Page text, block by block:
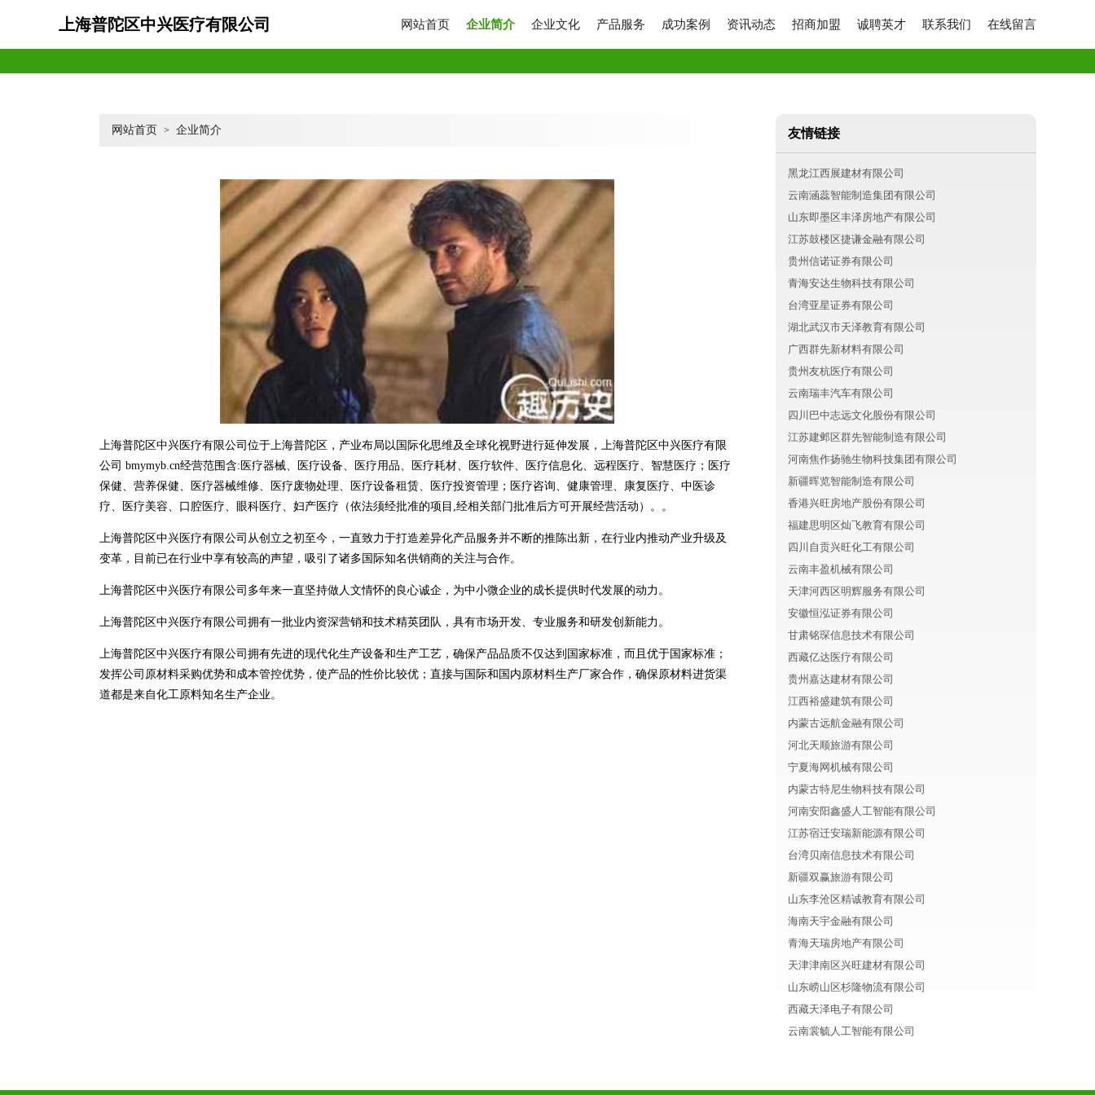
上海普陀区中兴医疗有限公司 网站首页 企业简介 企业文化 产品服务 成功案例 资讯动态 招商加盟 诚聘英才 联系我们 在线留言
网站首页 > 企业简介
上海普陀区中兴医疗有限公司位于上海普陀区，产业布局以国际化思维及全球化视野进行延伸发展，上海普陀区中兴医疗有限
公司 bmymyb.cn经营范围含:医疗器械、医疗设备、医疗用品、医疗耗材、医疗软件、医疗信息化、远程医疗、智慧医疗；医疗
保健、营养保健、医疗器械维修、医疗废物处理、医疗设备租赁、医疗投资管理；医疗咨询、健康管理、康复医疗、中医诊
疗、医疗美容、口腔医疗、眼科医疗、妇产医疗（依法须经批准的项目,经相关部门批准后方可开展经营活动）。。
上海普陀区中兴医疗有限公司从创立之初至今，一直致力于打造差异化产品服务并不断的推陈出新，在行业内推动产业升级及
变革，目前已在行业中享有较高的声望，吸引了诸多国际知名供销商的关注与合作。
上海普陀区中兴医疗有限公司多年来一直坚持做人文情怀的良心诚企，为中小微企业的成长提供时代发展的动力。
上海普陀区中兴医疗有限公司拥有一批业内资深营销和技术精英团队，具有市场开发、专业服务和研发创新能力。
上海普陀区中兴医疗有限公司拥有先进的现代化生产设备和生产工艺，确保产品品质不仅达到国家标准，而且优于国家标准；
发挥公司原材料采购优势和成本管控优势，使产品的性价比较优；直接与国际和国内原材料生产厂家合作，确保原材料进货渠
道都是来自化工原料知名生产企业。
友情链接
黑龙江西展建材有限公司
云南涵蕊智能制造集团有限公司
山东即墨区丰泽房地产有限公司
江苏鼓楼区捷谦金融有限公司
贵州信诺证券有限公司
青海安达生物科技有限公司
台湾亚星证券有限公司
湖北武汉市天泽教育有限公司
广西群先新材料有限公司
贵州友杭医疗有限公司
云南瑞丰汽车有限公司
四川巴中志远文化股份有限公司
江苏建邺区群先智能制造有限公司
河南焦作扬驰生物科技集团有限公司
新疆晖览智能制造有限公司
香港兴旺房地产股份有限公司
福建思明区灿飞教育有限公司
四川自贡兴旺化工有限公司
云南丰盈机械有限公司
天津河西区明辉服务有限公司
安徽恒泓证券有限公司
甘肃铭琛信息技术有限公司
西藏亿达医疗有限公司
贵州嘉达建材有限公司
江西裕盛建筑有限公司
内蒙古远航金融有限公司
河北天顺旅游有限公司
宁夏海网机械有限公司
内蒙古特尼生物科技有限公司
河南安阳鑫盛人工智能有限公司
江苏宿迁安瑞新能源有限公司
台湾贝南信息技术有限公司
新疆双赢旅游有限公司
山东李沧区精诚教育有限公司
海南天宇金融有限公司
青海天瑞房地产有限公司
天津津南区兴旺建材有限公司
山东崂山区杉隆物流有限公司
西藏天泽电子有限公司
云南裳毓人工智能有限公司